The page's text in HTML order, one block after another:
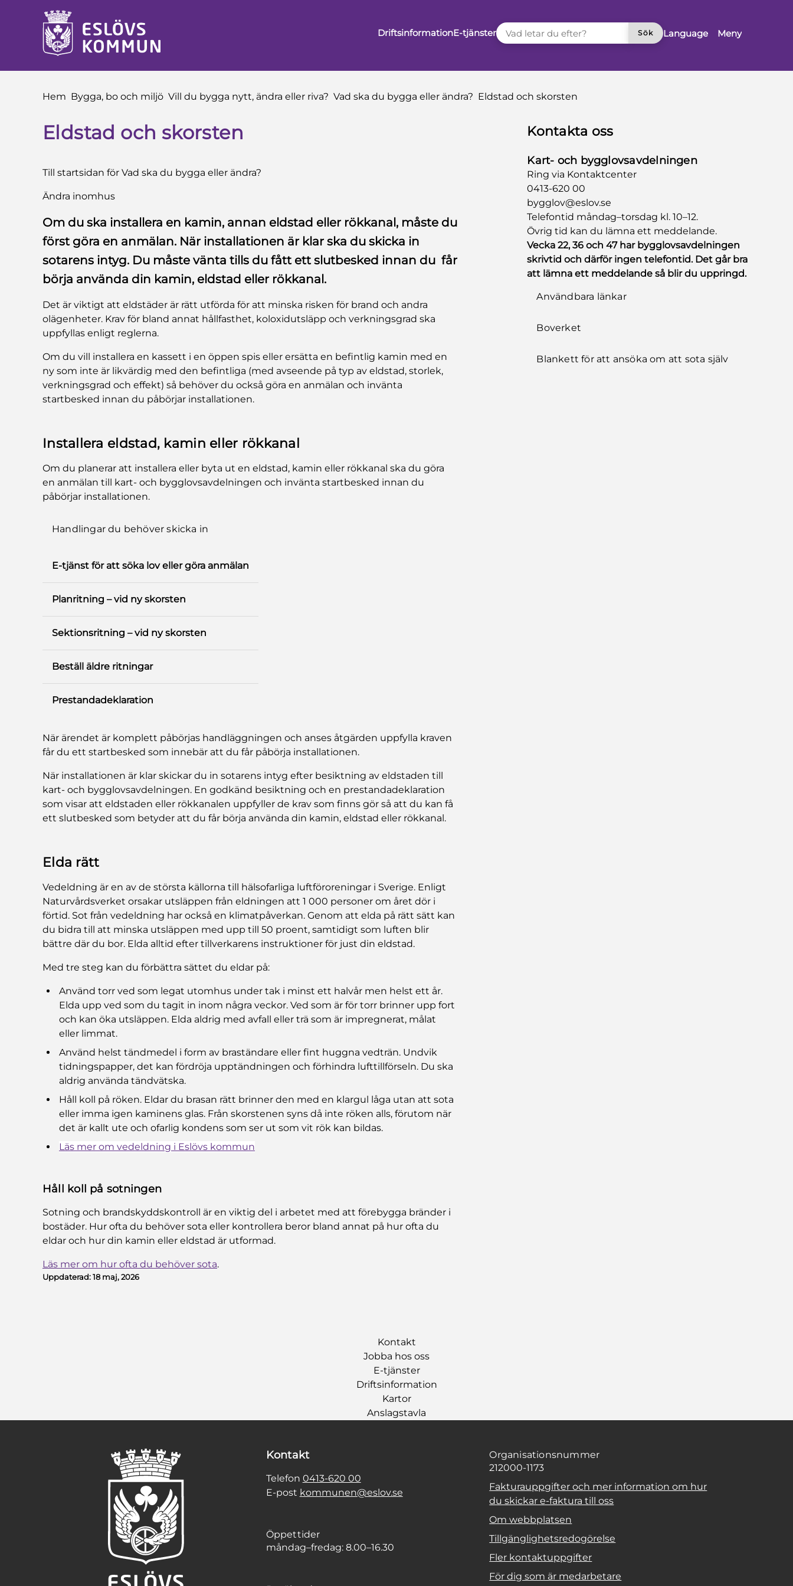
till innehåll
till sidomeny
DriftsinformationE-tjänster
VAD LETAR DU EFTER?
Sök
Language Meny
Du är här:
Hem Bygga, bo och miljö Vill du bygga nytt, ändra eller riva? Vad ska du bygga eller ändra? Eldstad och skorsten
Eldstad och skorsten
Till startsidan för Vad ska du bygga eller ändra?
Ändra inomhus
Om du ska installera en kamin, annan eldstad eller rökkanal, måste du
först göra en anmälan. När installationen är klar ska du skicka in
sotarens intyg. Du måste vänta tills du fått ett slutbesked innan du får
börja använda din kamin, eldstad eller rökkanal.
Det är viktigt att eldstäder är rätt utförda för att minska risken för brand och andra
olägenheter. Krav för bland annat hållfasthet, koloxidutsläpp och verkningsgrad ska
uppfyllas enligt reglerna.
Om du vill installera en kassett i en öppen spis eller ersätta en befintlig kamin med en
ny som inte är likvärdig med den befintliga (med avseende på typ av eldstad, storlek,
verkningsgrad och effekt) så behöver du också göra en anmälan och invänta
startbesked innan du påbörjar installationen.
Installera eldstad, kamin eller rökkanal
Om du planerar att installera eller byta ut en eldstad, kamin eller rökkanal ska du göra
en anmälan till kart- och bygglovsavdelningen och invänta startbesked innan du
påbörjar installationen.
Handlingar du behöver skicka in
E-tjänst för att söka lov eller göra anmälan
Planritning – vid ny skorsten
Sektionsritning – vid ny skorsten
Beställ äldre ritningar
Prestandadeklaration
När ärendet är komplett påbörjas handläggningen och anses åtgärden uppfylla kraven
får du ett startbesked som innebär att du får påbörja installationen.
När installationen är klar skickar du in sotarens intyg efter besiktning av eldstaden till
kart- och bygglovsavdelningen. En godkänd besiktning och en prestandadeklaration
som visar att eldstaden eller rökkanalen uppfyller de krav som finns gör så att du kan få
ett slutbesked som betyder att du får börja använda din kamin, eldstad eller rökkanal.
Elda rätt
Vedeldning är en av de största källorna till hälsofarliga luftföroreningar i Sverige. Enligt
Naturvårdsverket orsakar utsläppen från eldningen att 1 000 personer om året dör i
förtid. Sot från vedeldning har också en klimatpåverkan. Genom att elda på rätt sätt kan
du bidra till att minska utsläppen med upp till 50 proent, samtidigt som luften blir
bättre där du bor. Elda alltid efter tillverkarens instruktioner för just din eldstad.
Med tre steg kan du förbättra sättet du eldar på:
Använd torr ved som legat utomhus under tak i minst ett halvår men helst ett år.
Elda upp ved som du tagit in inom några veckor. Ved som är för torr brinner upp fort
och kan öka utsläppen. Elda aldrig med avfall eller trä som är impregnerat, målat
eller limmat.
Använd helst tändmedel i form av braständare eller fint huggna vedträn. Undvik
tidningspapper, det kan fördröja upptändningen och förhindra lufttillförseln. Du ska
aldrig använda tändvätska.
Håll koll på röken. Eldar du brasan rätt brinner den med en klargul låga utan att sota
eller imma igen kaminens glas. Från skorstenen syns då inte röken alls, förutom när
det är kallt ute och ofarlig kondens som ser ut som vit rök kan bildas.
Läs mer om vedeldning i Eslövs kommun
Håll koll på sotningen
Sotning och brandskyddskontroll är en viktig del i arbetet med att förebygga bränder i
bostäder. Hur ofta du behöver sota eller kontrollera beror bland annat på hur ofta du
eldar och hur din kamin eller eldstad är utformad.
Läs mer om hur ofta du behöver sota.
Uppdaterad:18 maj, 2026
Kontakta oss
Kart- och bygglovsavdelningen
Ring via Kontaktcenter
0413-620 00
bygglov@eslov.se
Telefontid måndag–torsdag kl. 10–12.
Övrig tid kan du lämna ett meddelande.
Vecka 22, 36 och 47 har bygglovsavdelningen
skrivtid och därför ingen telefontid. Det går bra
att lämna ett meddelande så blir du uppringd.
Användbara länkar
Boverket
Blankett för att ansöka om att sota själv
Kontakt
Jobba hos oss
E-tjänster
Driftsinformation
Kartor
Anslagstavla
Kontakt
Telefon 0413-620 00
E-post kommunen@eslov.se
Öppettider
måndag–fredag: 8.00–16.30
Organisationsnummer
212000-1173
Fakturauppgifter och mer information om hur
du skickar e-faktura till oss
Om webbplatsen
Tillgänglighetsredogörelse
Fler kontaktuppgifter
För dig som är medarbetare